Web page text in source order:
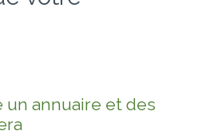
un annuaire et des